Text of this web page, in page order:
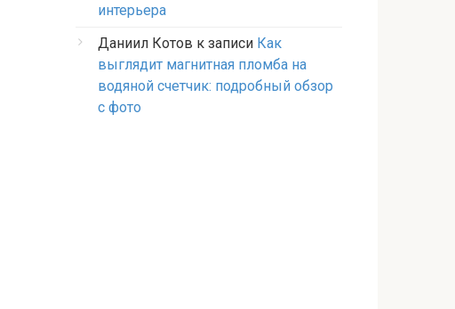
интерьера
Даниил Котов к записи Как
выглядит магнитная пломба на
водяной счетчик: подробный обзор
с фото